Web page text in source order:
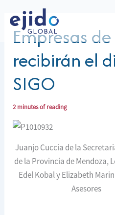
contenido
Empresas
recibirán el
SIGO
2 minutes of reading
Juanjo Cuccia de la
de la Provincia de Mendoza,
Edel Kobal y Elizabeth
Asesores